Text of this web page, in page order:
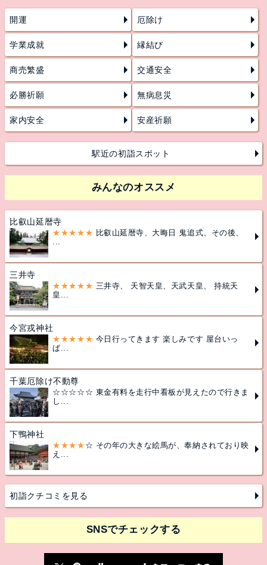
開運 厄除け
学業成就 縁結び
商売繁盛 交通安全
必勝祈願 無病息災
家内安全 安産祈願
駅近の初詣スポット
みんなのオススメ
比叡山延暦寺
★★★★★ 比叡山延暦寺、大晦日 鬼追式、その後、
...
三井寺
★★★★★ 三井寺、 天智天皇、天武天皇、 持統天
皇...
今宮戎神社
★★★★★ 今日行ってきます 楽しみです 屋台いっ
ぱ...
千葉厄除け不動尊
☆☆☆☆☆ 東金有料を走行中看板が見えたので行きま
し...
下鴨神社
★★★★ ☆ その年の大きな絵馬が、奉納されており映
え...
初詣クチコミを見る
SNSでチェックする